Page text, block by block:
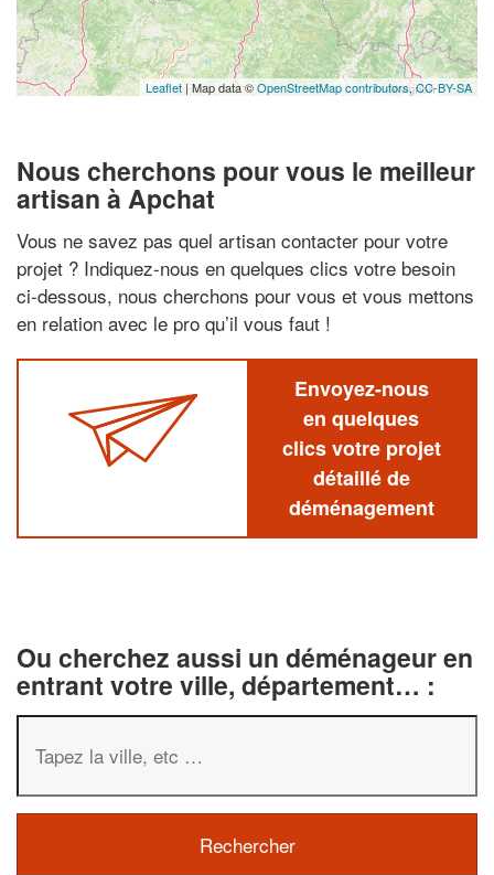
Leaflet | Map data ©OpenStreetMap contributors,CC-BY-SA
Nous cherchons pour vous le meilleur
artisan à Apchat
Vous ne savez pas quel artisan contacter pour votre
projet ? Indiquez-nous en quelques clics votre besoin
ci-dessous, nous cherchons pour vous et vous mettons
en relation avec le pro qu’il vous faut !
Envoyez-nous
en quelques
clics votre projet
détaillé de
déménagement
Ou cherchez aussi un déménageur en
entrant votre ville, département… :